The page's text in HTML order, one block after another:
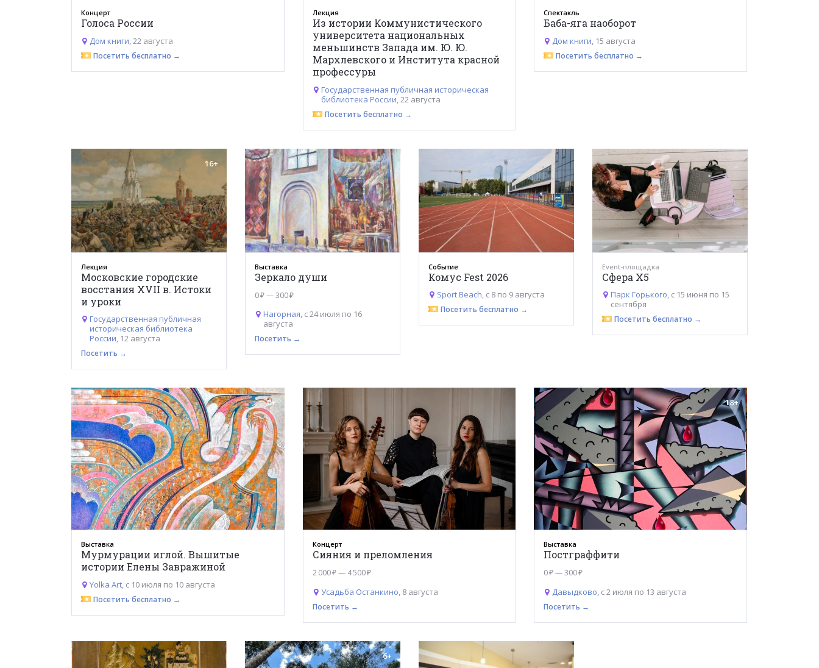
Концерт
Голоса России
Дом книги, 22 августа
Посетить бесплатно →
Лекция
Из истории Коммунистического
университета национальных
меньшинств Запада им. Ю. Ю.
Мархлевского и Института красной
профессуры
Государственная публичная историческая
библиотека России, 22 августа
Посетить бесплатно →
Спектакль
Баба-яга наоборот
Дом книги, 15 августа
Посетить бесплатно →
16+
Лекция
Московские городские
восстания XVII в. Истоки
и уроки
Государственная публичная
историческая библиотека
России, 12 августа
Посетить →
Выставка
Зеркало души
0 ₽ — 300 ₽
Нагорная, с 24 июля по 16
августа
Посетить →
Событие
Комус Fest 2026
Sport Beach, с 8 по 9 августа
Посетить бесплатно →
Event-площадка
Сфера Х5
Парк Горького, с 15 июня по 15
сентября
Посетить бесплатно →
0+
Выставка
Мурмурации иглой. Вышитые
истории Елены Завражиной
Yolka Art, с 10 июля по 10 августа
Посетить бесплатно →
Концерт
Сияния и преломления
2 000 ₽ — 4 500 ₽
Усадьба Останкино, 8 августа
Посетить →
18+
Выставка
Постграффити
0 ₽ — 300 ₽
Давыдково, с 2 июля по 13 августа
Посетить →
6+